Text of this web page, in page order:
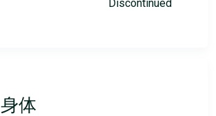
Discontinued
身体